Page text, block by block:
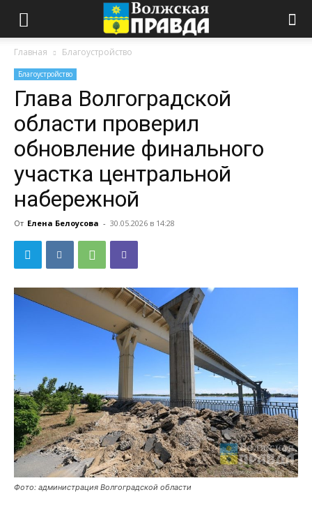
Главная Благоустройство
Благоустройство
Глава Волгоградской
области проверил
обновление финального
участка центральной
набережной
От Елена Белоусова - 30.05.2026 в 14:28
Фото: администрация Волгоградской области